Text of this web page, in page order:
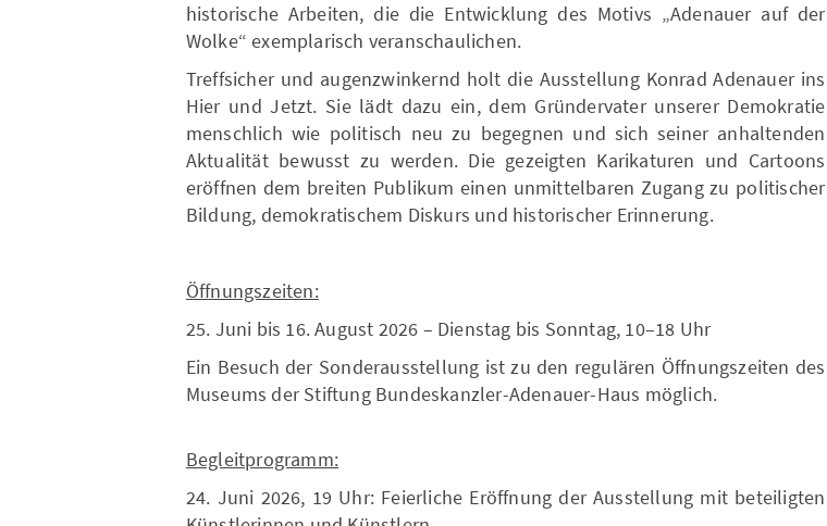
historische Arbeiten, die die Entwicklung des Motivs „Adenauer auf der
Wolke“ exemplarisch veranschaulichen.
Treffsicher und augenzwinkernd holt die Ausstellung Konrad Adenauer ins
Hier und Jetzt. Sie lädt dazu ein, dem Gründervater unserer Demokratie
menschlich wie politisch neu zu begegnen und sich seiner anhaltenden
Aktualität bewusst zu werden. Die gezeigten Karikaturen und Cartoons
eröffnen dem breiten Publikum einen unmittelbaren Zugang zu politischer
Bildung, demokratischem Diskurs und historischer Erinnerung.
Öffnungszeiten:
25. Juni bis 16. August 2026 – Dienstag bis Sonntag, 10–18 Uhr
Ein Besuch der Sonderausstellung ist zu den regulären Öffnungszeiten des
Museums der Stiftung Bundeskanzler-Adenauer-Haus möglich.
Begleitprogramm:
24. Juni 2026, 19 Uhr: Feierliche Eröffnung der Ausstellung mit beteiligten